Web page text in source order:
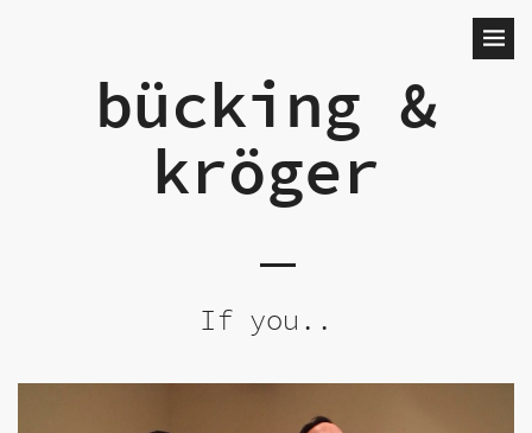
bücking &
kröger
If you..